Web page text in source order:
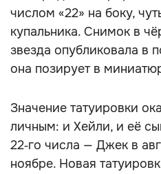
числом «22» на боку,
купальника. Снимок в
звезда опубликовала в
она позирует в
Значение татуировки
личным: и Хейли, и её
22‑го числа — Джек в
ноябре. Новая